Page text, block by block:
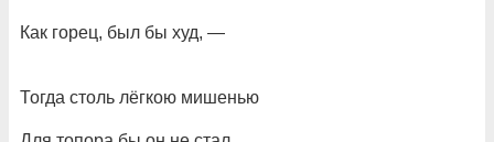
Как горец, был бы худ, —
Тогда столь лёгкою мишенью